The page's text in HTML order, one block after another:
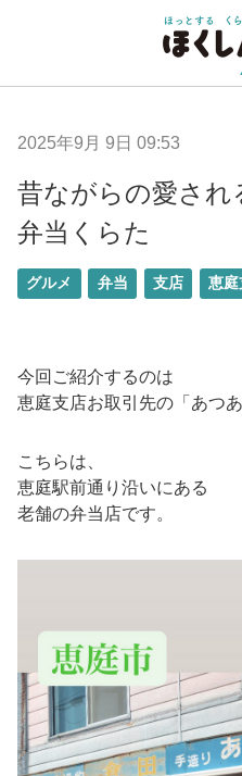
2025年9月 9日 09:53
昔ながらの愛され
弁当くらた
グルメ 弁当 支店 恵庭
今回ご紹介するのは
恵庭支店お取引先の「あつ
こちらは、
恵庭駅前通り沿いにある
老舗の弁当店です。